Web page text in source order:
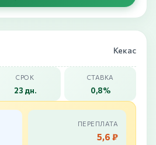
Кекас
СРОК
23 дн.
СТАВКА
0,8%
ПЕРЕПЛАТА
5,6 ₽